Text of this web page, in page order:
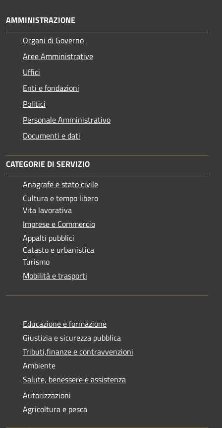
AMMINISTRAZIONE
Organi di Governo
Aree Amministrative
Uffici
Enti e fondazioni
Politici
Personale Amministrativo
Documenti e dati
CATEGORIE DI SERVIZIO
Anagrafe e stato civile
Cultura e tempo libero
Vita lavorativa
Imprese e Commercio
Appalti pubblici
Catasto e urbanistica
Turismo
Mobilità e trasporti
Educazione e formazione
Giustizia e sicurezza pubblica
Tributi,finanze e contravvenzioni
Ambiente
Salute, benessere e assistenza
Autorizzazioni
Agricoltura e pesca